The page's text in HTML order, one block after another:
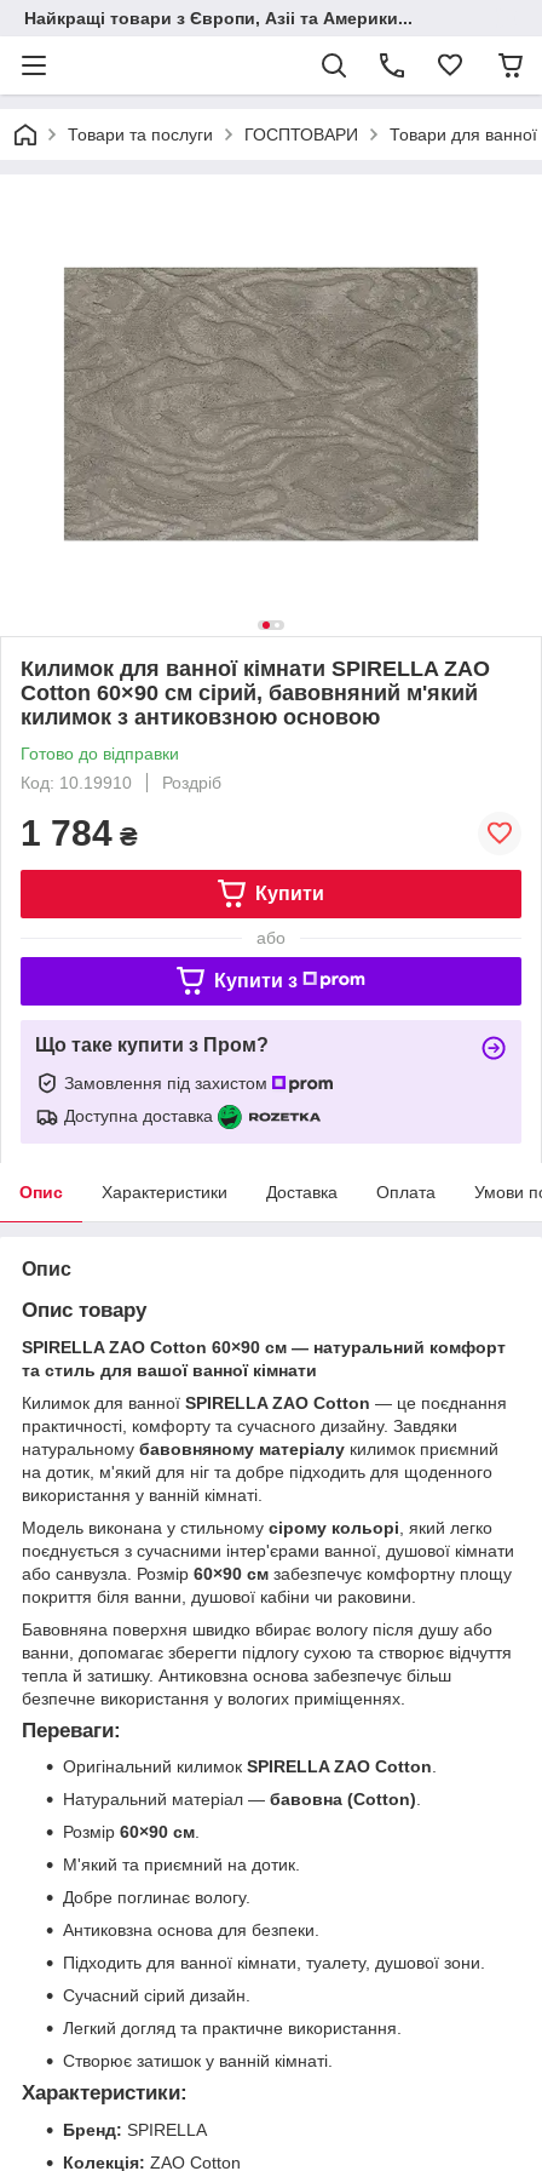
Найкращі товари з Європи, Азіі та Америки...
Товари та послуги ГОСПТОВАРИ Товари для ванної
Килимок для ванної кімнати SPIRELLA ZAO
Cotton 60×90 см сірий, бавовняний м'який
килимок з антиковзною основою
Готово до відправки
Код: 10.19910
Роздріб
1 784 ₴
Купити
або
Купити з
Що таке купити з Пром?
Замовлення під захистом
Доступна доставка
Опис Характеристики Доставка Оплата Умови
Опис
Опис товару
SPIRELLA ZAO Cotton 60×90 см — натуральний комфорт
та стиль для вашої ванної кімнати
Килимок для ванної SPIRELLA ZAO Cotton — це поєднання
практичності, комфорту та сучасного дизайну. Завдяки
натуральному бавовняному матеріалу килимок приємний
на дотик, м'який для ніг та добре підходить для щоденного
використання у ванній кімнаті.
Модель виконана у стильному сірому кольорі , який легко
поєднується з сучасними інтер'єрами ванної, душової кімнати
або санвузла. Розмір 60×90 см забезпечує комфортну площу
покриття біля ванни, душової кабіни чи раковини.
Бавовняна поверхня швидко вбирає вологу після душу або
ванни, допомагає зберегти підлогу сухою та створює відчуття
тепла й затишку. Антиковзна основа забезпечує більш
безпечне використання у вологих приміщеннях.
Переваги:
Оригінальний килимок SPIRELLA ZAO Cotton.
Натуральний матеріал — бавовна (Cotton).
Розмір 60×90 см.
М'який та приємний на дотик.
Добре поглинає вологу.
Антиковзна основа для безпеки.
Підходить для ванної кімнати, туалету, душової зони.
Сучасний сірий дизайн.
Легкий догляд та практичне використання.
Створює затишок у ванній кімнаті.
Характеристики:
Бренд: SPIRELLA
Колекція: ZAO Cotton